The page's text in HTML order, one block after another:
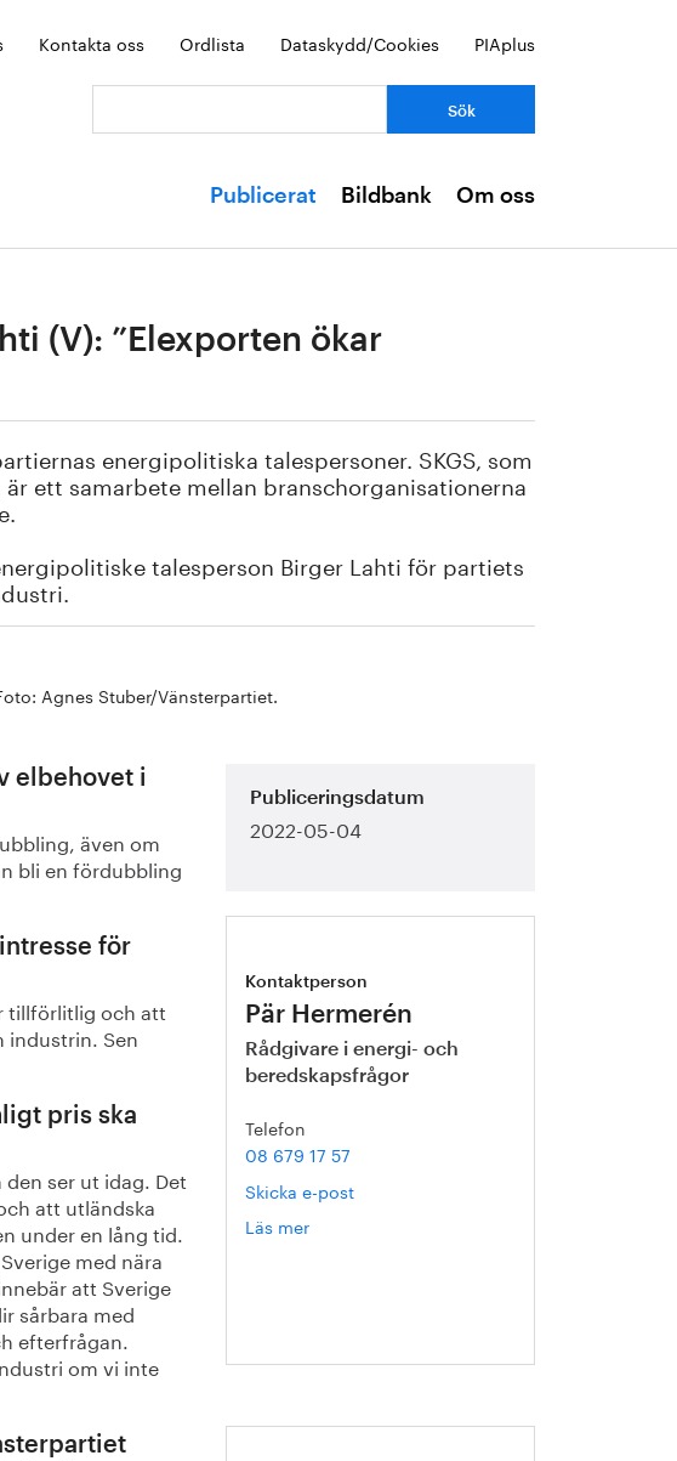
Kontakta oss Ordlista Dataskydd/Cookies PIAplus
Publicerat Bildbank Om oss
(V): ”Elexporten ökar
energipolitiska talespersoner. SKGS, som
ett samarbete mellan branschorganisationerna
talesperson Birger Lahti för partiets
Agnes Stuber/Vänsterpartiet.
elbehovet i
även om
bli en fördubbling
för
tillförlitlig och att
industrin. Sen
pris ska
ser ut idag. Det
att utländska
under en lång tid.
med nära
att Sverige
sårbara med
efterfrågan.
om vi inte
Publiceringsdatum
2022-05-04
Kontaktperson
Pär Hermerén
Rådgivare i energi- och
beredskapsfrågor
Telefon
08 679 17 57
Skicka e-post
Läs mer